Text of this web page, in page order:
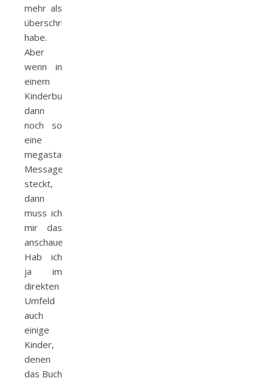
mehr als
überschritten
habe.
Aber
wenn in
einem
Kinderbuch
dann
noch so
eine
megastarke
Message
steckt,
dann
muss ich
mir das
anschauen.
Hab ich
ja im
direkten
Umfeld
auch
einige
Kinder,
denen
das Buch